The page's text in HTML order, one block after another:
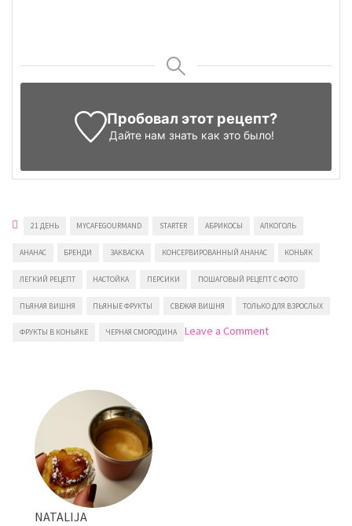
Пробовал этот рецепт?
Дайте нам знать как это было!
21 ДЕНЬ MYCAFEGOURMAND STARTER АБРИКОСЫ АЛКОГОЛЬ
АНАНАС БРЕНДИ ЗАКВАСКА КОНСЕРВИРОВАННЫЙ АНАНАС КОНЬЯК
ЛЕГКИЙ РЕЦЕПТ НАСТОЙКА ПЕРСИКИ ПОШАГОВЫЙ РЕЦЕПТ С ФОТО
ПЬЯНАЯ ВИШНЯ ПЬЯНЫЕ ФРУКТЫ СВЕЖАЯ ВИШНЯ ТОЛЬКО ДЛЯ ВЗРОСЛЫХ
ФРУКТЫ В КОНЬЯКЕ ЧЕРНАЯ СМОРОДИНА Leave a Commenton
NATALIJA